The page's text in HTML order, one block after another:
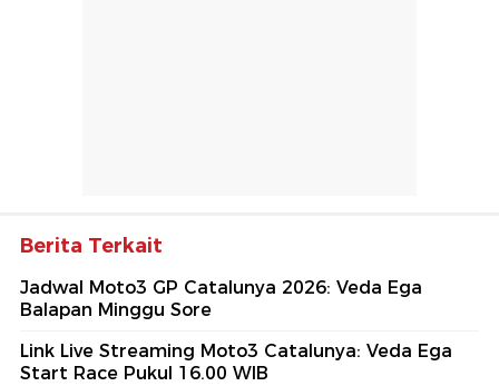
Berita Terkait
Jadwal Moto3 GP Catalunya 2026: Veda Ega
Balapan Minggu Sore
Link Live Streaming Moto3 Catalunya: Veda Ega
Start Race Pukul 16.00 WIB